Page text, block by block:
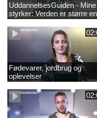
UddannelsesGuiden - Mine
styrker: Verden er større
dig og du bidrager til den
Fødevarer, jordbrug og
oplevelser